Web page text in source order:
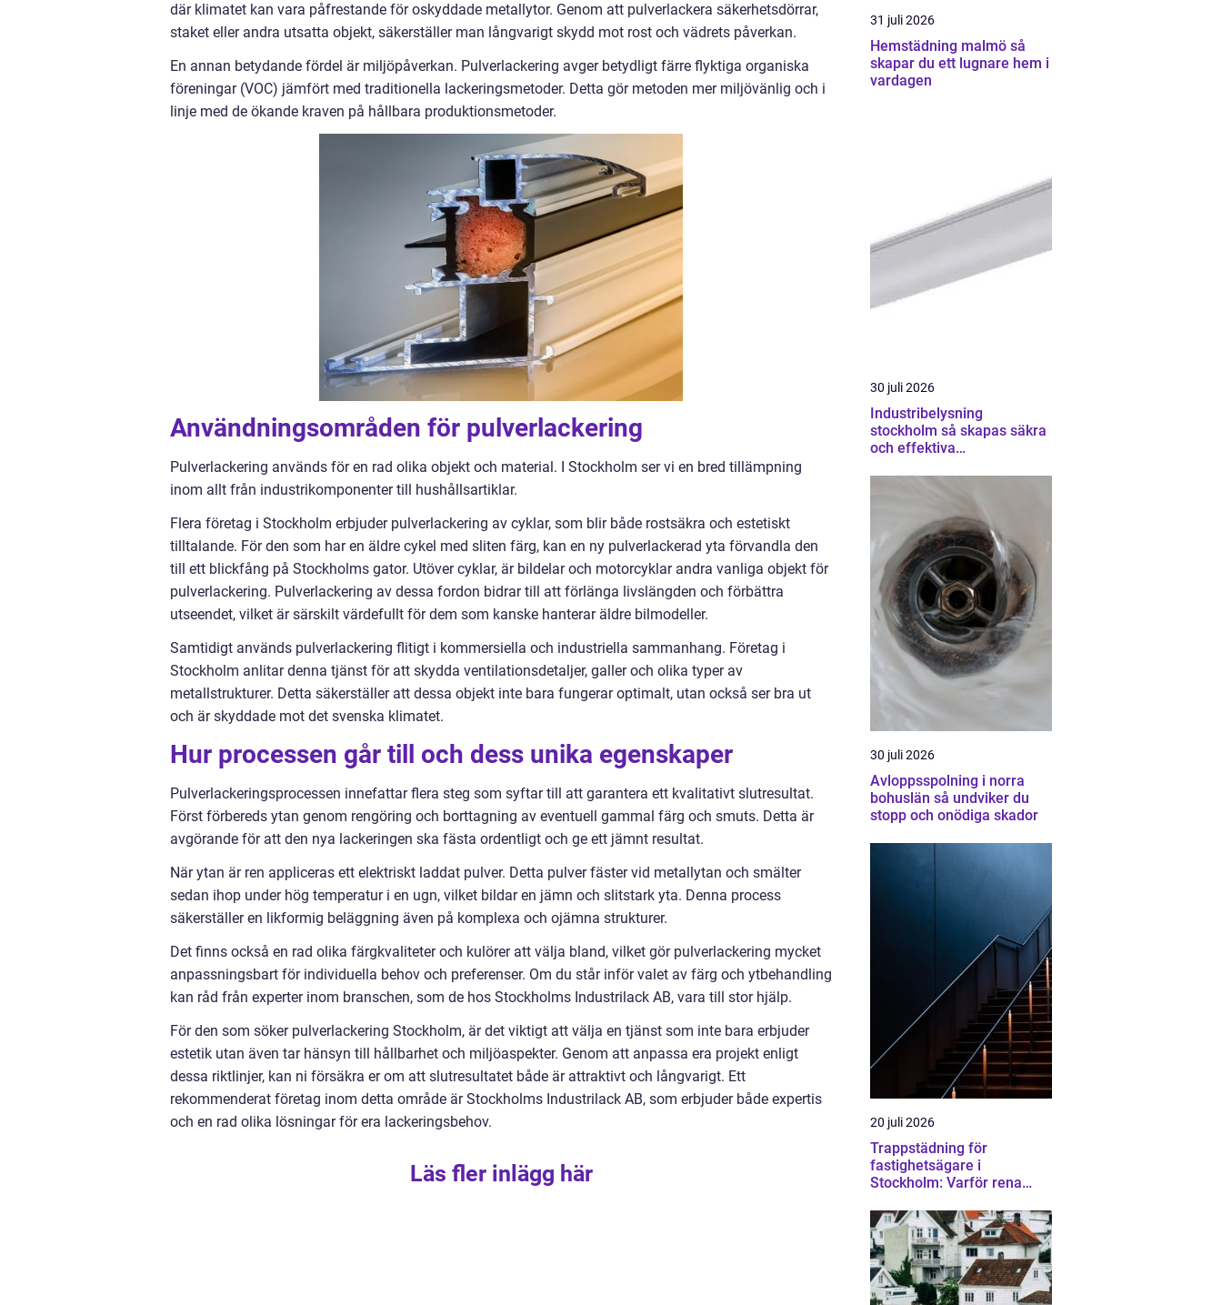
där klimatet kan vara påfrestande för oskyddade metallytor. Genom att pulverlackera säkerhetsdörrar,
staket eller andra utsatta objekt, säkerställer man långvarigt skydd mot rost och vädrets påverkan.
En annan betydande fördel är miljöpåverkan. Pulverlackering avger betydligt färre flyktiga organiska
föreningar (VOC) jämfört med traditionella lackeringsmetoder. Detta gör metoden mer miljövänlig och i
linje med de ökande kraven på hållbara produktionsmetoder.
Användningsområden för pulverlackering
Pulverlackering används för en rad olika objekt och material. I Stockholm ser vi en bred tillämpning
inom allt från industrikomponenter till hushållsartiklar.
Flera företag i Stockholm erbjuder pulverlackering av cyklar, som blir både rostsäkra och estetiskt
tilltalande. För den som har en äldre cykel med sliten färg, kan en ny pulverlackerad yta förvandla den
till ett blickfång på Stockholms gator. Utöver cyklar, är bildelar och motorcyklar andra vanliga objekt för
pulverlackering. Pulverlackering av dessa fordon bidrar till att förlänga livslängden och förbättra
utseendet, vilket är särskilt värdefullt för dem som kanske hanterar äldre bilmodeller.
Samtidigt används pulverlackering flitigt i kommersiella och industriella sammanhang. Företag i
Stockholm anlitar denna tjänst för att skydda ventilationsdetaljer, galler och olika typer av
metallstrukturer. Detta säkerställer att dessa objekt inte bara fungerar optimalt, utan också ser bra ut
och är skyddade mot det svenska klimatet.
Hur processen går till och dess unika egenskaper
Pulverlackeringsprocessen innefattar flera steg som syftar till att garantera ett kvalitativt slutresultat.
Först förbereds ytan genom rengöring och borttagning av eventuell gammal färg och smuts. Detta är
avgörande för att den nya lackeringen ska fästa ordentligt och ge ett jämnt resultat.
När ytan är ren appliceras ett elektriskt laddat pulver. Detta pulver fäster vid metallytan och smälter
sedan ihop under hög temperatur i en ugn, vilket bildar en jämn och slitstark yta. Denna process
säkerställer en likformig beläggning även på komplexa och ojämna strukturer.
Det finns också en rad olika färgkvaliteter och kulörer att välja bland, vilket gör pulverlackering mycket
anpassningsbart för individuella behov och preferenser. Om du står inför valet av färg och ytbehandling
kan råd från experter inom branschen, som de hos Stockholms Industrilack AB, vara till stor hjälp.
För den som söker pulverlackering Stockholm, är det viktigt att välja en tjänst som inte bara erbjuder
estetik utan även tar hänsyn till hållbarhet och miljöaspekter. Genom att anpassa era projekt enligt
dessa riktlinjer, kan ni försäkra er om att slutresultatet både är attraktivt och långvarigt. Ett
rekommenderat företag inom detta område är Stockholms Industrilack AB, som erbjuder både expertis
och en rad olika lösningar för era lackeringsbehov.
Läs fler inlägg här
31 juli 2026
Hemstädning malmö så
skapar du ett lugnare hem i
vardagen
30 juli 2026
Industribelysning
stockholm så skapas säkra
och effektiva
30 juli 2026
Avloppsspolning i norra
bohuslän så undviker du
stopp och onödiga skador
20 juli 2026
Trappstädning för
fastighetsägare i
Stockholm: Varför rena
än du tror